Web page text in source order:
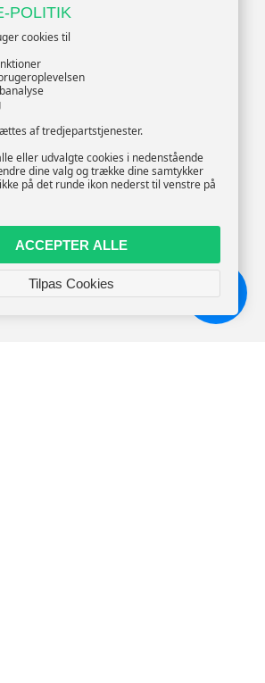
POLITIK
cookies til
af tredjepartstjenester.
eller udvalgte cookies i nedenstående
dine valg og trække dine samtykker
på det runde ikon nederst til venstre på
ACCEPTER ALLE
Tilpas Cookies